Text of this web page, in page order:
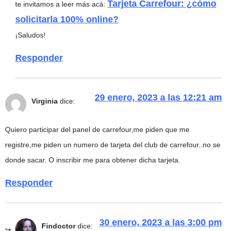
te invitamos a leer más acá: Tarjeta Carrefour: ¿cómo
solicitarla 100% online?
¡Saludos!
Responder
Virginia dice: 29 enero, 2023 a las 12:21 am
Quiero participar del panel de carrefour,me piden que me
registre,me piden un numero de tarjeta del club de carrefour..no se
donde sacar. O inscribir me para obtener dicha tarjeta.
Responder
Findoctor dice: 30 enero, 2023 a las 3:00 pm